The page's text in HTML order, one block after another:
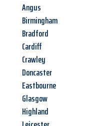
Angus
Birmingham
Bradford
Cardiff
Crawley
Doncaster
Eastbourne
Glasgow
Highland